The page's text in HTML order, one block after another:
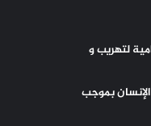
لتهريب و
بموجب